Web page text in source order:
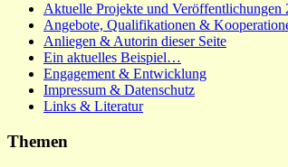
Aktuelle Projekte und Veröffentlichungen
Angebote, Qualifikationen &
Anliegen & Autorin dieser Seite
Ein aktuelles Beispiel…
Engagement & Entwicklung
Impressum & Datenschutz
Links & Literatur
Themen